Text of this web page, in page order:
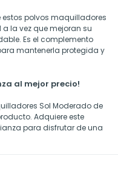
estos polvos maquilladores
la vez que mejoran su
Es el complemento
mantenerla protegida y
al mejor precio!
Sol Moderado de
Adquiere este
para disfrutar de una